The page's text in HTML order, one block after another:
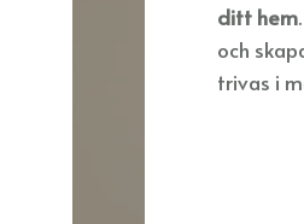
ditt hem
och
trivas i